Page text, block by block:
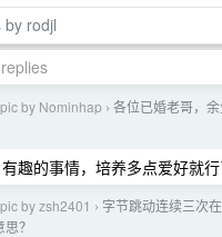
by rodjl
by Nominhap › 各位已婚老哥，
趣的事情，培养多点爱好就
by zsh2401 › 字节跳动连续三次
？